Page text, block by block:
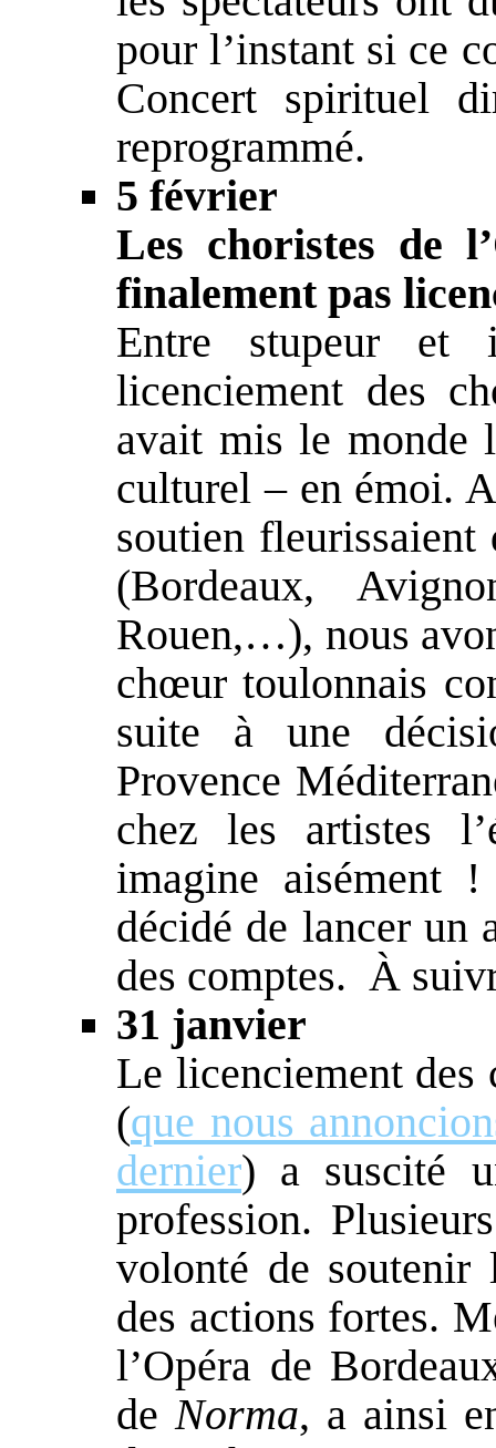
pour l’instant si ce
Concert spirituel
reprogrammé.
5 février
Les choristes de
finalement pas
Entre stupeur et
licenciement des
avait mis le monde
culturel – en émoi.
soutien fleurissaient
(Bordeaux,
Rouen,…), nous
chœur toulonnais
suite à une
Provence
chez les artistes
imagine aisément
décidé de lancer un
des comptes. À
31 janvier
Le licenciement des
(que nous
dernier) a suscité
profession.
volonté de soutenir
des actions fortes.
l’Opéra de
deNorma, a ainsi